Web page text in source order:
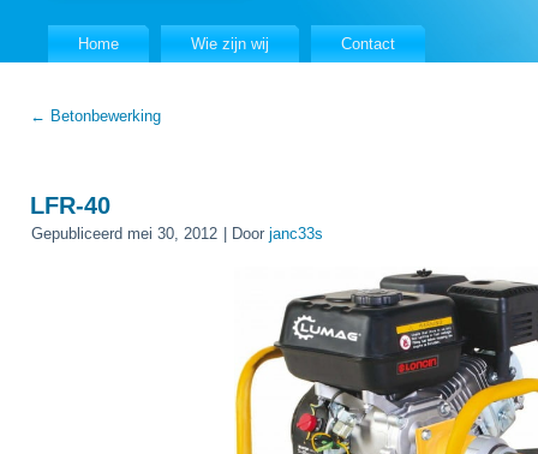
Home Wie zijn wij Contact
← Betonbewerking
LFR-40
Gepubliceerd mei 30, 2012 Door janc33s